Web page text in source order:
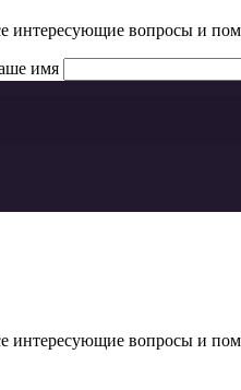
интересующие вопросы и
имя
интересующие вопросы и